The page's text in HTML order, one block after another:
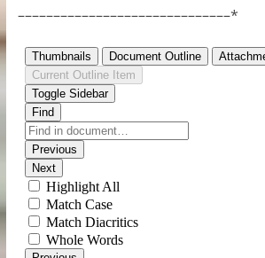
––––––––––––––––––––––––––––––*